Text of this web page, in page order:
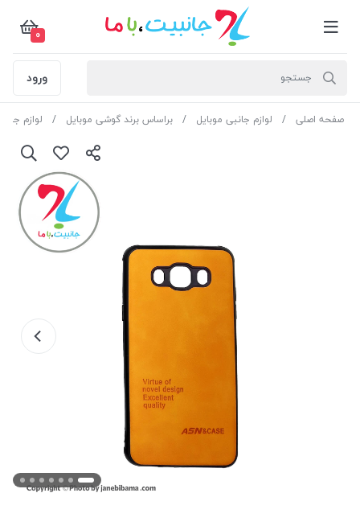
0
ورود
صفحه اصلی لوازم جانبی موبایل براساس برند گوشی موبایل لوازم